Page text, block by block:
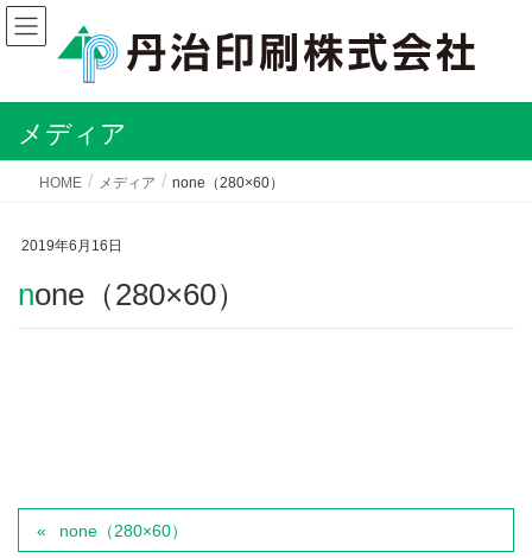
メディア
HOME メディア none（280×60）
2019年6月16日
none（280×60）
none（280×60）